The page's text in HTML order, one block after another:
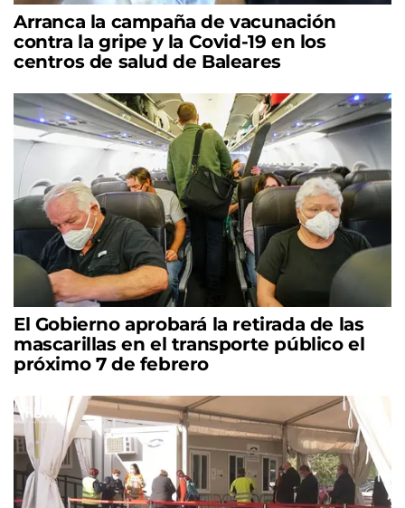
Arranca la campaña de vacunación
contra la gripe y la Covid-19 en los
centros de salud de Baleares
El Gobierno aprobará la retirada de las
mascarillas en el transporte público el
próximo 7 de febrero